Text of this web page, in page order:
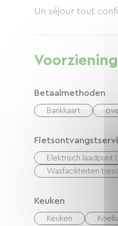
Un séjour tout
Betaalmethoden
Bankkaart
Elektrisch laadpunt
Wasfaciliteiten
Keuken
Keuken